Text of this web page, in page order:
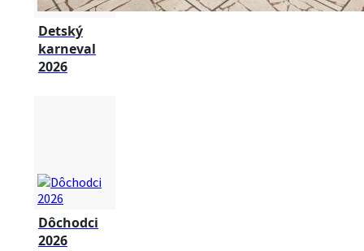
Detský
karneval
2026
Dôchodci
2026